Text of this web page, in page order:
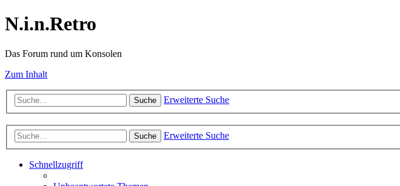
N.i.n.Retro
Das Forum rund um Konsolen
Zum Inhalt
Suche Erweiterte Suche
Suche Erweiterte Suche
Schnellzugriff